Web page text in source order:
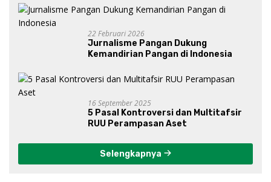
Gibran?
22 Februari 2026
Jurnalisme Pangan Dukung
Kemandirian Pangan di Indonesia
16 September 2025
5 Pasal Kontroversi dan Multitafsir
RUU Perampasan Aset
Selengkapnya